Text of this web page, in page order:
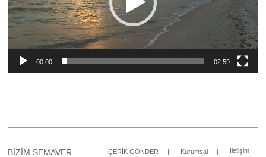
00:00 02:59
İÇERİK GÖNDER Kurumsal İletişim
BİZİM SEMAVER